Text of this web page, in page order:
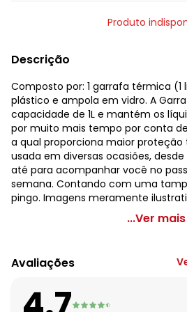
Produto
Descrição
Composto por: 1 garrafa térmica
plástico e ampola em vidro. A
capacidade de 1L e mantém os
por muito mais tempo por conta
a qual proporciona maior proteção
usada em diversas ocasiões,
até para acompanhar você no
semana. Contando com uma
pingo. Imagens meramente
Mor - Garrafa Térmica Preta 1 Litro
Composto por:
1 garrafa térmica (1 litro).
A Garrafa Térmica conta com
...Ver mais
Avaliações